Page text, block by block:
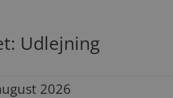
Udlejning
2026